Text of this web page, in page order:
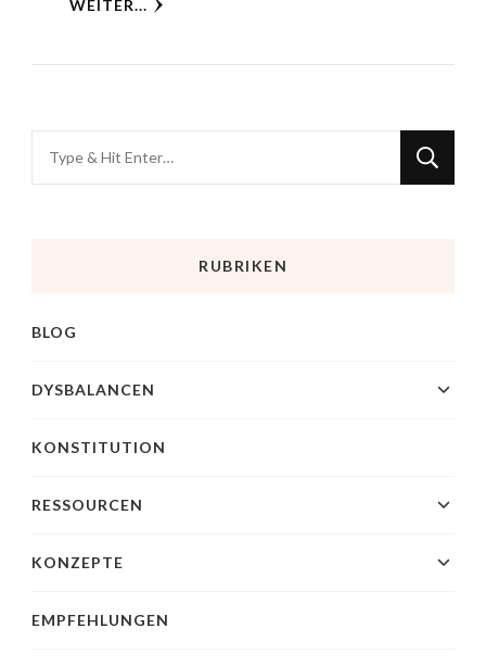
WEITER...
RUBRIKEN
BLOG
DYSBALANCEN
KONSTITUTION
RESSOURCEN
KONZEPTE
EMPFEHLUNGEN